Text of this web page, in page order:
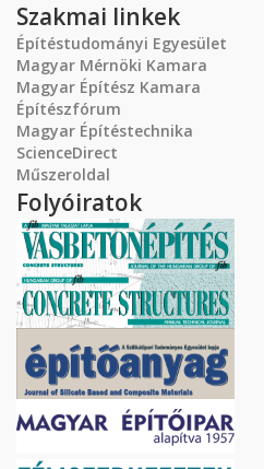
Szakmai linkek
Építéstudományi Egyesület
Magyar Mérnöki Kamara
Magyar Építész Kamara
Építészfórum
Magyar Építéstechnika
ScienceDirect
Műszeroldal
Folyóiratok